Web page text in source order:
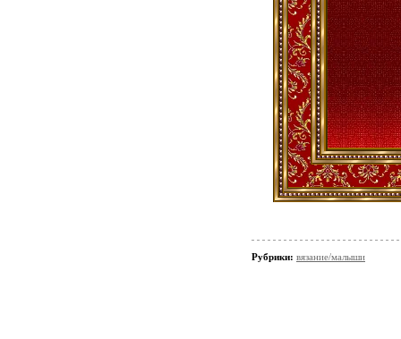
Рубрики: вязание/малыши